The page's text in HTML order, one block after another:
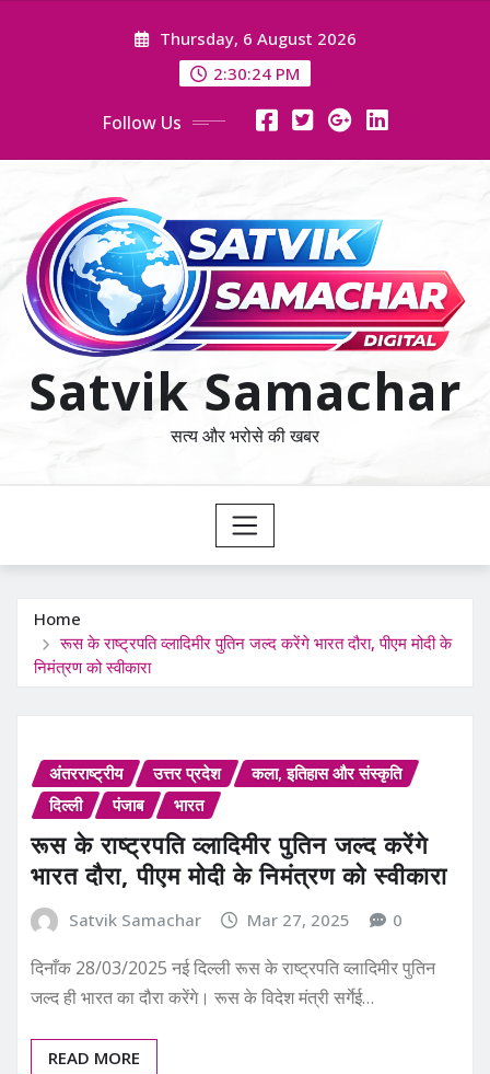
Thursday, 6 August 2026
2:30:25 PM
Follow Us
Satvik Samachar
सत्य और भरोसे की खबर
Home
रूस के राष्ट्रपति व्लादिमीर पुतिन जल्द करेंगे भारत दौरा, पीएम मोदी के
निमंत्रण को स्वीकारा
अंतरराष्ट्रीय उत्तर प्रदेश
कला, इतिहास और संस्कृति
दिल्ली
पंजाब भारत
रूस के राष्ट्रपति व्लादिमीर पुतिन जल्द करेंगे
भारत दौरा, पीएम मोदी के निमंत्रण को स्वीकारा
Satvik Samachar Mar 27, 2025 0
दिनाँक 28/03/2025 नई दिल्ली रूस के राष्ट्रपति व्लादिमीर पुतिन
जल्द ही भारत का दौरा करेंगे। रूस के विदेश मंत्री सर्गेई…
READ MORE